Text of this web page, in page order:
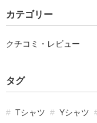
カテゴリー
クチコミ・レビュー
タグ
Tシャツ Yシャツ